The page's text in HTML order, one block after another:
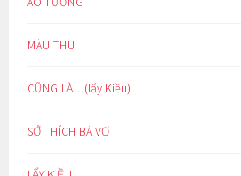
MÀU THU
CŨNG LÀ…(lẩy Kiều)
SỞ THÍCH BÁ VƠ